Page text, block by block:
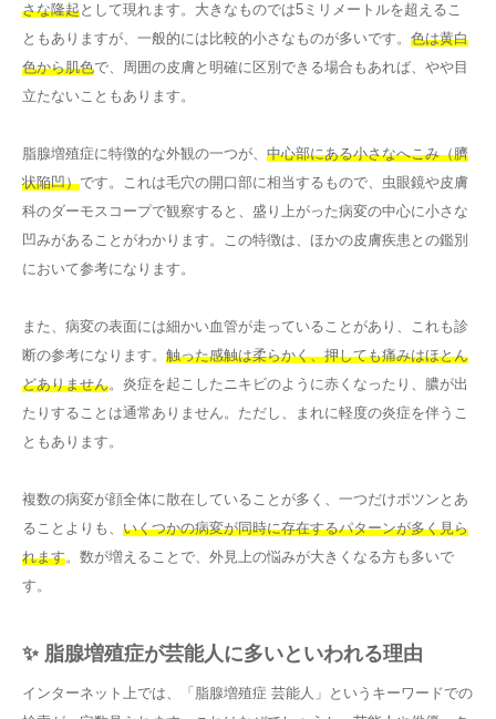
さな隆起として現れます。大きなものでは5ミリメートルを超えるこ
ともありますが、一般的には比較的小さなものが多いです。 色は黄白
色から肌色で、周囲の皮膚と明確に区別できる場合もあれば、やや目
立たないこともあります。
脂腺増殖症に特徴的な外観の一つが、 中心部にある小さなへこみ（臍
状陥凹）です。これは毛穴の開口部に相当するもので、虫眼鏡や皮膚
科のダーモスコープで観察すると、盛り上がった病変の中心に小さな
凹みがあることがわかります。この特徴は、ほかの皮膚疾患との鑑別
において参考になります。
また、病変の表面には細かい血管が走っていることがあり、これも診
断の参考になります。 触った感触は柔らかく、押しても痛みはほとん
どありません。炎症を起こしたニキビのように赤くなったり、膿が出
たりすることは通常ありません。ただし、まれに軽度の炎症を伴うこ
ともあります。
複数の病変が顔全体に散在していることが多く、一つだけポツンとあ
ることよりも、 いくつかの病変が同時に存在するパターンが多く見ら
れます。数が増えることで、外見上の悩みが大きくなる方も多いで
す。
✨ 脂腺増殖症が芸能人に多いといわれる理由
インターネット上では、「脂腺増殖症 芸能人」というキーワードでの